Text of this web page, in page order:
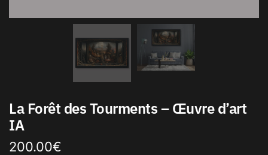
La Forêt des Tourments – Œuvre d’art
IA
200.00€